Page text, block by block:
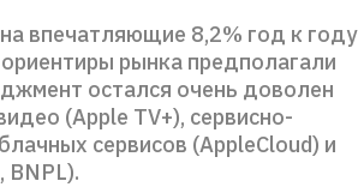
впечатляющие 8,2% год к году
рынка предполагали
остался очень доволен
(Apple TV+), сервисно-
сервисов (AppleCloud) и
BNPL).